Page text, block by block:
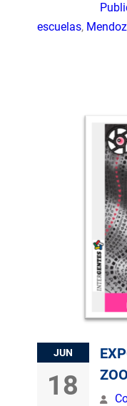
escuelas,
JUN
18